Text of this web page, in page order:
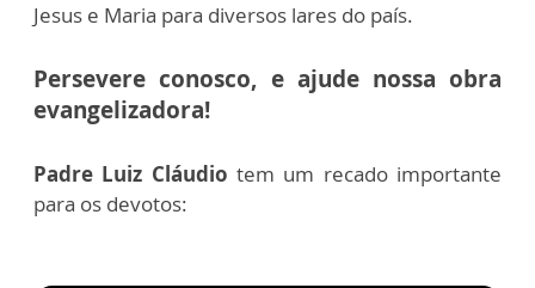
Jesus e Maria para diversos lares do país.
Persevere conosco, e ajude nossa obra
evangelizadora!
Padre Luiz Cláudio tem um recado importante
para os devotos: